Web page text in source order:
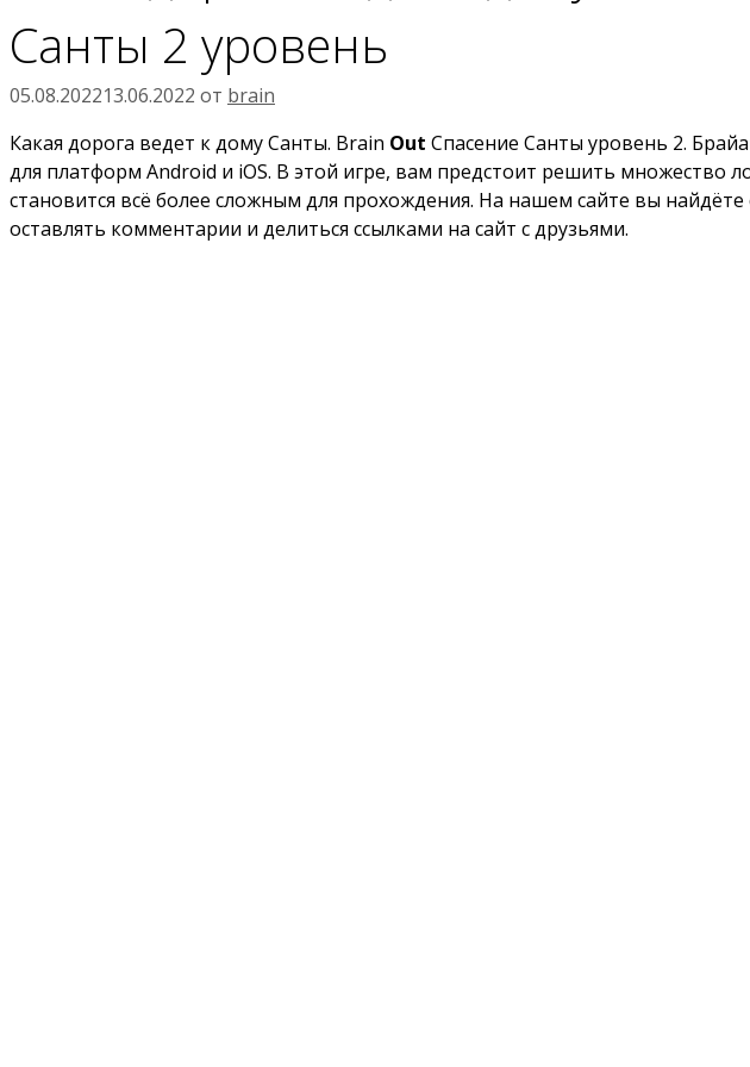
Санты 2 уровень
05.08.202213.06.2022 от brain
Какая дорога ведет к дому Санты. Brain Out Спасение Санты уровень 2.
для платформ Android и iOS. В этой игре, вам предстоит решить множество
становится всё более сложным для прохождения. На нашем сайте вы
оставлять комментарии и делиться ссылками на сайт с друзьями.